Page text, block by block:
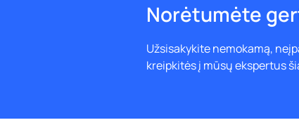
Norėtumėte
Užsisakykite nemokamą,
kreipkitės į mūsų ekspertus